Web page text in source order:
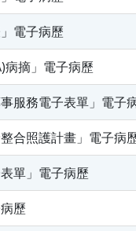
電子病歷
病摘」電子病歷
服務電子表單」電子
合照護計畫」電子病
單」電子病歷
歷